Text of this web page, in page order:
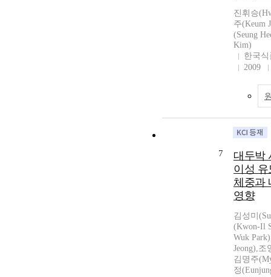
진휘승
주(Keum
(Seung
Kim)
한국
2009
7
대두박
이성
체중과
영향
김성미
(Kwon-Il
Wuk
Jeong),조
김명주
정